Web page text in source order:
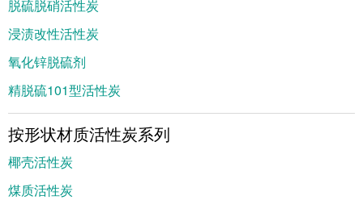
脱硫脱硝活性炭
浸渍改性活性炭
氧化锌脱硫剂
精脱硫101型活性炭
按形状材质活性炭系列
椰壳活性炭
煤质活性炭